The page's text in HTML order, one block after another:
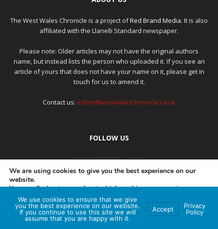
The West Wales Chronicle is a project ofRed Brand Media. It is also
affiliated with the Llanelli Standard newspaper.
Please note: Older articles may not have the original authors
name, but instead lists the person who uploaded it. If you see an
article of yours that does not have your name on it, please get in
touch for us to amend it.
Contact us: editor@westwaleschronicle.co.uk
FOLLOW US
PRIVACY POLICY COMPLAINTS POLICY AI POLICY
© Red Brand Media 2026. All Rights Reserved
We are using cookies to give you the best experience on our
website.
You can find out more about which cookies we are using or
switch them off insettings.
Accept
We use cookies to ensure that we give
you the best experience on our website.
If you continue to use this site we will
assume that you are happy with it.
Accept
Privacy
Policy